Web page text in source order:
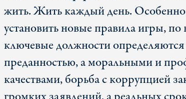
жить. Жить каждый день. Особенно
установить новые правила игры,
ключевые должности
преданностью, а моральными и
качествами, борьба с коррупцией